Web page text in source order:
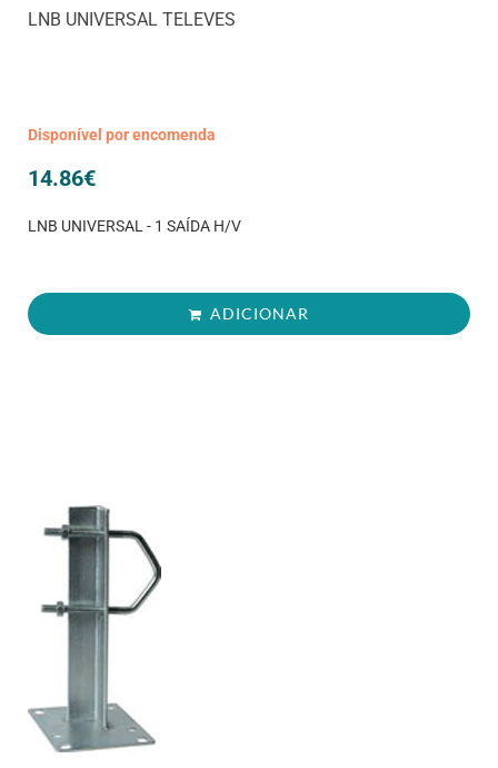
LNB UNIVERSAL TELEVES
Disponível por encomenda
14.86€
LNB UNIVERSAL - 1 SAÍDA H/V
ADICIONAR